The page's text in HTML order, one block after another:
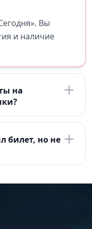
Вы
и наличие
на
билет, но не